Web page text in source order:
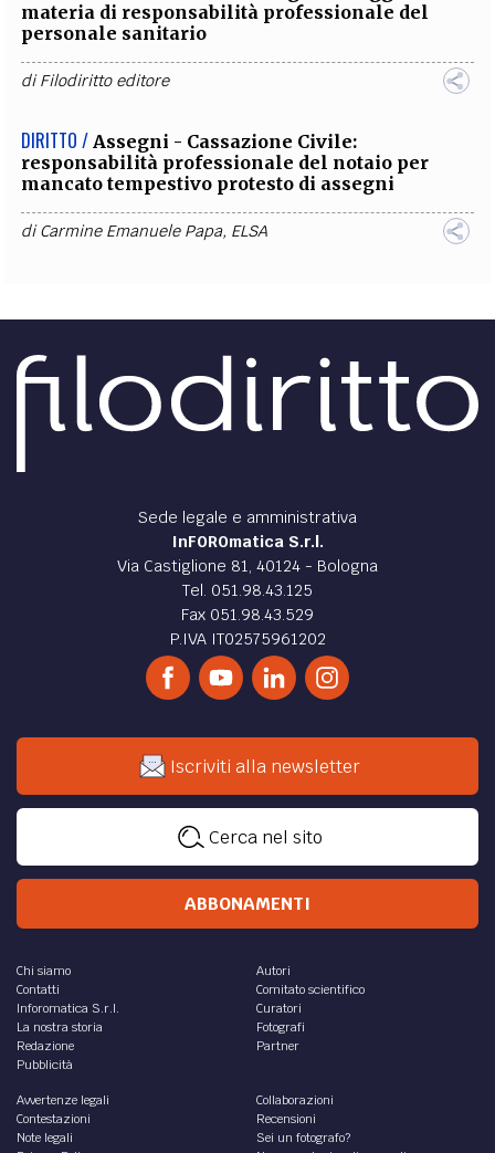
materia di responsabilità professionale del
personale sanitario
diFilodiritto editore
DIRITTO / Assegni - Cassazione Civile:
responsabilità professionale del notaio per
mancato tempestivo protesto di assegni
diCarmine Emanuele Papa, ELSA
Sede legale e amministrativa
InFOROmatica S.r.l.
Via Castiglione 81, 40124 - Bologna
Tel. 051.98.43.125
Fax 051.98.43.529
P.IVA IT02575961202
Iscriviti alla newsletter
Cerca nel sito
ABBONAMENTI
Chi siamo
Contatti
Inforomatica S.r.l.
La nostra storia
Redazione
Pubblicità
Autori
Comitato scientifico
Curatori
Fotografi
Partner
Avvertenze legali
Contestazioni
Note legali
Collaborazioni
Recensioni
Sei un fotografo?